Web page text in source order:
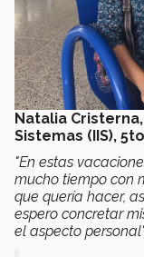
Natalia
Sistemas (IIS),
"En estas
mucho tiempo con
que quería hacer,
espero concretar
el aspecto